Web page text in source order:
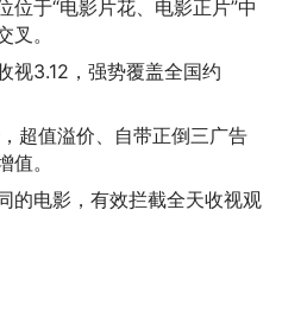
位于“电影片花、电影正片”中
。
视3.12，强势覆盖全国约
超值溢价、自带正倒三广告
。
的电影，有效拦截全天收视观